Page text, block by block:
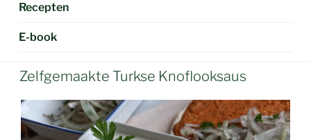
Recepten
E-book
Zelfgemaakte Turkse Knoflooksaus